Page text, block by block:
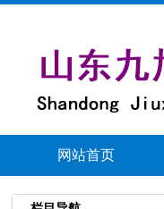
网站首页